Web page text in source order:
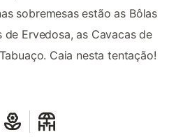
sobremesas estão as Bôlas
Ervedosa, as Cavacas de
Caia nesta tentação!